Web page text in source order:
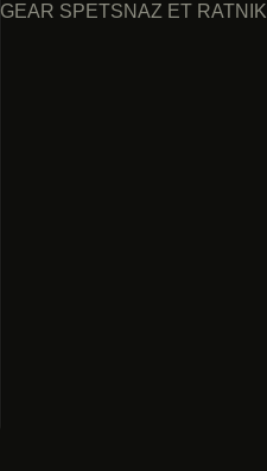
GEAR SPETSNAZ ET RATNIK